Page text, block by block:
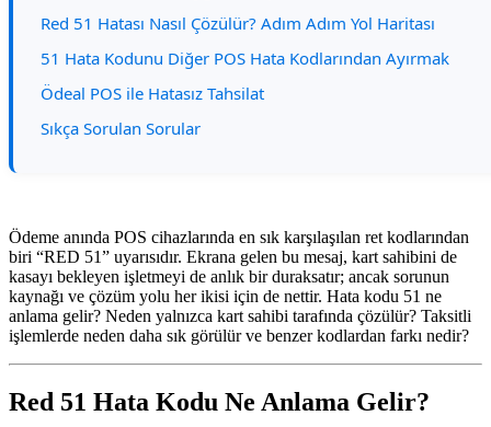
Red 51 Hatası Nasıl Çözülür? Adım Adım Yol Haritası
51 Hata Kodunu Diğer POS Hata Kodlarından Ayırmak
Ödeal POS ile Hatasız Tahsilat
Sıkça Sorulan Sorular
Ödeme anında POS cihazlarında en sık karşılaşılan ret kodlarından
biri “RED 51” uyarısıdır. Ekrana gelen bu mesaj, kart sahibini de
kasayı bekleyen işletmeyi de anlık bir duraksatır; ancak sorunun
kaynağı ve çözüm yolu her ikisi için de nettir. Hata kodu 51 ne
anlama gelir? Neden yalnızca kart sahibi tarafında çözülür? Taksitli
işlemlerde neden daha sık görülür ve benzer kodlardan farkı nedir?
Red 51 Hata Kodu Ne Anlama Gelir?